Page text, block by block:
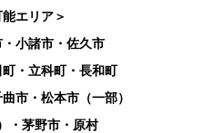
能エリア＞
小諸市・佐久市
・立科町・長和町
市・松本市（一部）
・茅野市・原村